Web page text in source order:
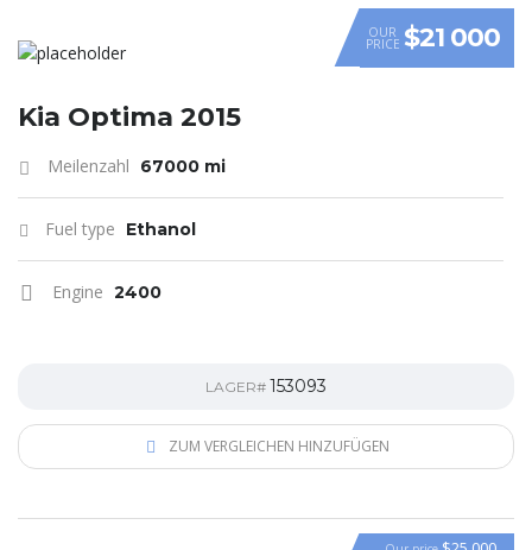
OUR
PRICE $21 000
Kia Optima 2015
Meilenzahl 67000 mi
Fuel type Ethanol
Engine 2400
LAGER# 153093
ZUM VERGLEICHEN HINZUFÜGEN